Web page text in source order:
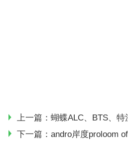
上一篇： 蝴蝶ALC、BTS、特注蝴
下一篇： andro岸度proloom off乒乓